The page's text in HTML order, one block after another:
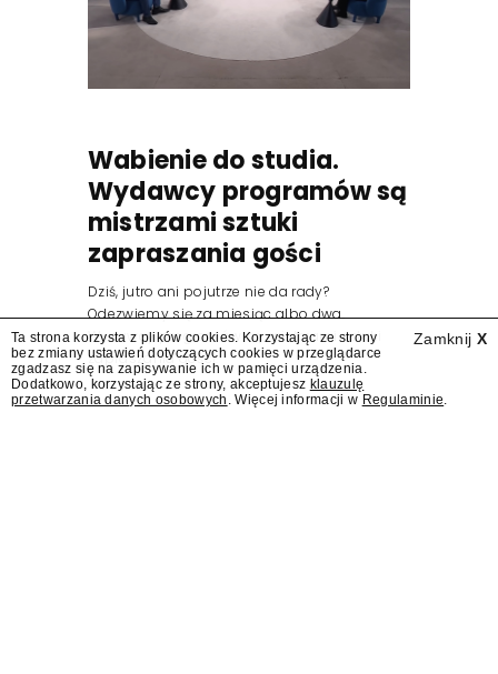
Wabienie do studia.
Wydawcy programów są
mistrzami sztuki
zapraszania gości
Dziś, jutro ani pojutrze nie da rady?
Odezwiemy się za miesiąc albo dwa.
Wydawcy programów są mistrzami sztuki
zapraszania gości.
Zamknij X
Ta strona korzysta z plików cookies. Korzystając ze strony
bez zmiany ustawień dotyczących cookies w przeglądarce
zgadzasz się na zapisywanie ich w pamięci urządzenia.
Dodatkowo, korzystając ze strony, akceptujesz klauzulę
przetwarzania danych osobowych . Więcej informacji w Regulaminie.